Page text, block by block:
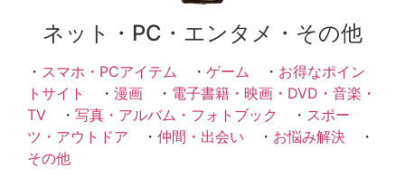
ネット・PC・エンタメ・その他
・ スマホ・PCアイテム ・ ゲーム ・ お得なポイン
トサイト
・ 漫画 ・ 電子書籍・映画・DVD・音楽・
TV ・ 写真・アルバム・フォトブック ・ スポー
ツ・アウトドア ・ 仲間・出会い ・ お悩み解決 ・
その他